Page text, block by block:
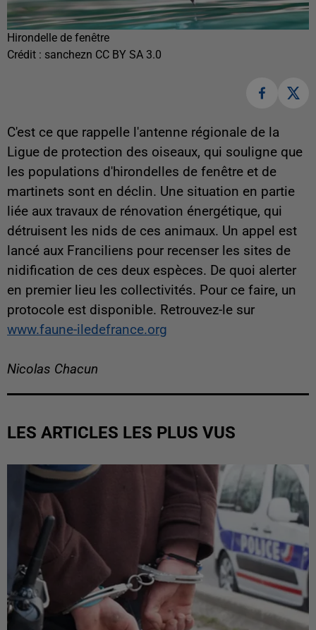
Hirondelle de fenêtre
Crédit : sanchezn CC BY SA 3.0
C'est ce que rappelle l'antenne régionale de la
Ligue de protection des oiseaux, qui souligne que
les populations d'hirondelles de fenêtre et de
martinets sont en déclin. Une situation en partie
liée aux travaux de rénovation énergétique, qui
détruisent les nids de ces animaux. Un appel est
lancé aux Franciliens pour recenser les sites de
nidification de ces deux espèces. De quoi alerter
en premier lieu les collectivités. Pour ce faire, un
protocole est disponible. Retrouvez-le sur
www.faune-iledefrance.org
Nicolas Chacun
LES ARTICLES LES PLUS VUS